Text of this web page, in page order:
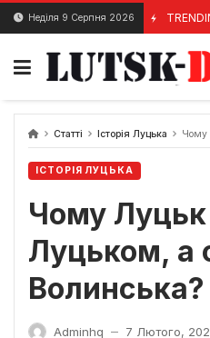
Skip
content
Неділя 9 Серпня 2026
24 Лютого, 2024 Бізнес-ідеї під час
Статті Історія Луцька Чому
ІСТОРІЯ ЛУЦЬКА
Чому Луцьк
Луцьком, а
Волинська?
Adminhq — 7 Лютого,